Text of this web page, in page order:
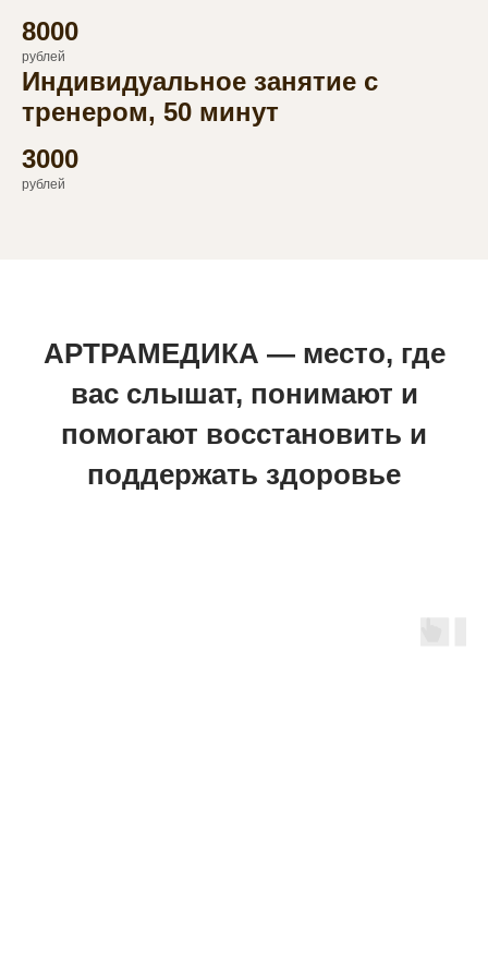
8000
рублей
Индивидуальное занятие с
тренером, 50 минут
3000
рублей
АРТРАМЕДИКА — место, где
вас слышат, понимают и
помогают восстановить и
поддержать здоровье